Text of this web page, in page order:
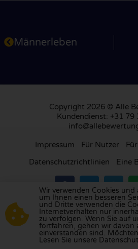
Männerleben
Copyright 2026 © Alle
Kundendienst: +31 79
Impressum Für Nutzer
Datenschutzrichtlinien
Eine
Besuchen Sie unsere
Großbritannien,Frankreich,
Belgien,Spanien, Italien,
Dänemark , Finnlandund
Wir verwenden Cookies und
um Ihnen einen besseren
und Dritte verwenden die
Internetverhalten nur
zu verfolgen. Wenn Sie auf
fortfahren, gehen wir davon
einverstanden sind.
Lesen Sie unsere